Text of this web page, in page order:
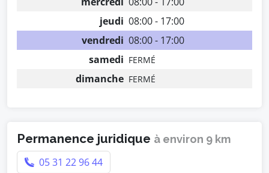
jeudi 08:00 - 17:00
vendredi 08:00 - 17:00
samedi FERMÉ
dimanche FERMÉ
Permanence juridique à environ 9 km
05 31 22 96 44